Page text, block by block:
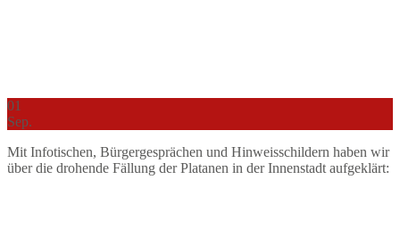
01
Sep.
Mit Infotischen, Bürgergesprächen und Hinweisschildern haben wir
über die drohende Fällung der Platanen in der Innenstadt aufgeklärt: